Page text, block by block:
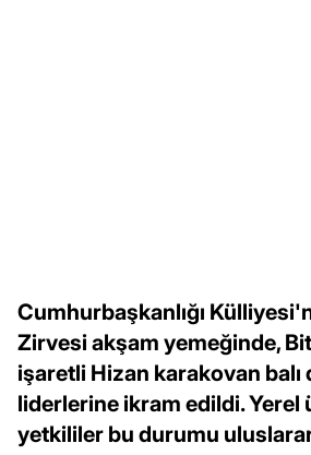
Cumhurbaşkanlığı
Zirvesi akşam yemeğinde,
işaretli Hizan karakovan balı
liderlerine ikram edildi. Yerel
yetkililer bu durumu